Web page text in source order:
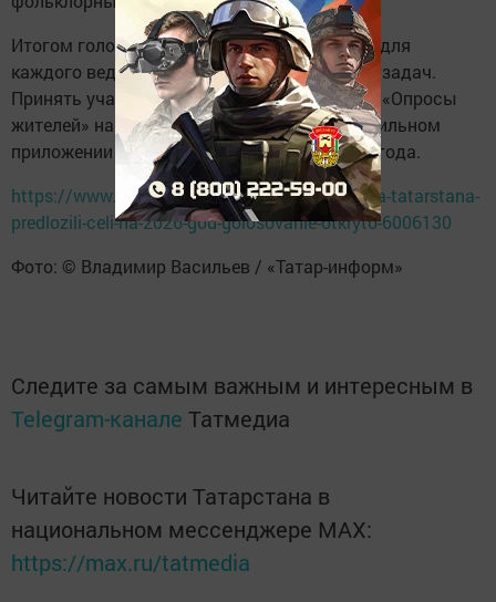
Итогом голосования станет формирование для
каждого ведомства перечня из 5-7 главных задач.
Принять участие в опросе можно в разделе «Опросы
жителей» на Портале госуслуг РТ или в мобильном
приложении «Услуги РТ» до 4 декабря 2025 года.
https://www.tatar-inform.ru/news/ministerstva-tatarstana-
predlozili-celi-na-2026-god-golosovanie-otkryto-6006130
Фото: © Владимир Васильев / «Татар-информ»
Следите за самым важным и интересным в
Telegram-канале Татмедиа
Читайте новости Татарстана в
национальном мессенджере MАХ:
https://max.ru/tatmedia